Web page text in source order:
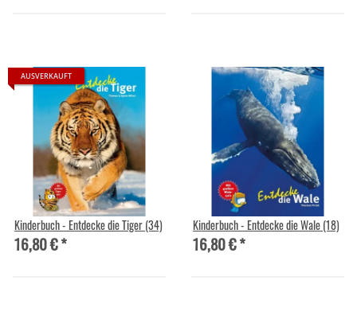
AUSVERKAUFT
Kinderbuch - Entdecke die Tiger (34)
16,80 €*
Kinderbuch - Entdecke die Wale (18)
16,80 €*